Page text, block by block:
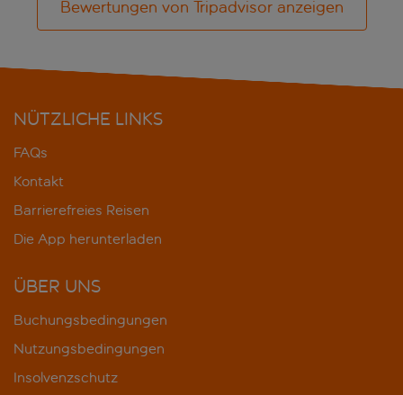
Bewertungen von Tripadvisor anzeigen
NÜTZLICHE LINKS
FAQs
Kontakt
Barrierefreies Reisen
Die App herunterladen
ÜBER UNS
Buchungsbedingungen
Nutzungsbedingungen
Insolvenzschutz